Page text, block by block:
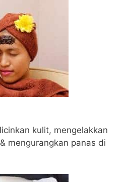
kulit, mengelakkan
mengurangkan panas di